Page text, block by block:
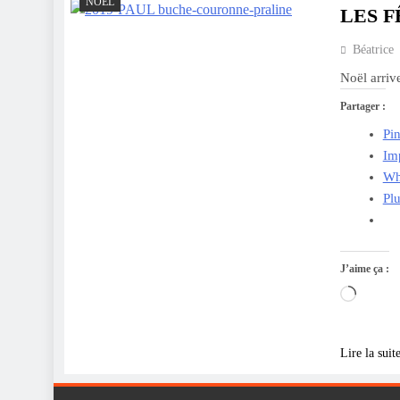
LES
Béatrice
Noël
Partager :
J’aime ça :
Lire la suite